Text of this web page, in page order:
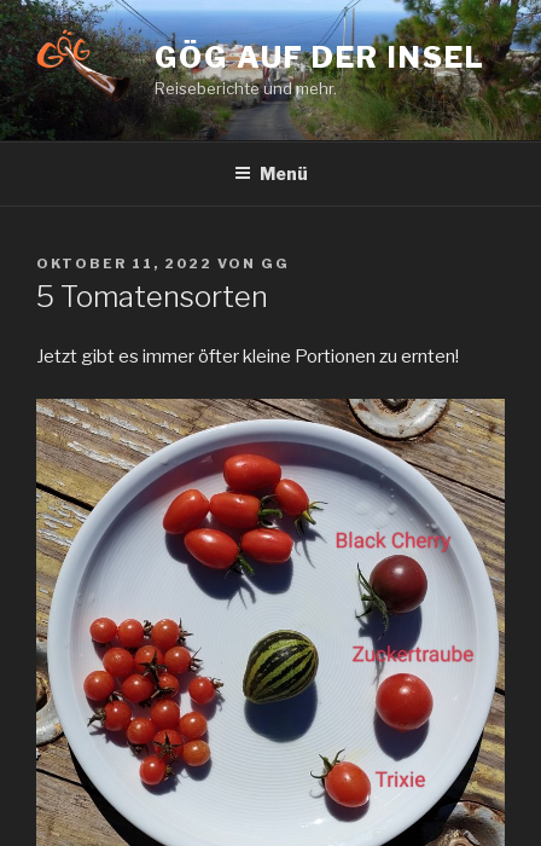
Zum
Inhalt
springen
GÖG AUF DER INSEL
Reiseberichte und mehr.
Menü
VERÖFFENTLICHT
AM
OKTOBER 11, 2022 VON GG
5 Tomatensorten
Jetzt gibt es immer öfter kleine Portionen zu ernten!